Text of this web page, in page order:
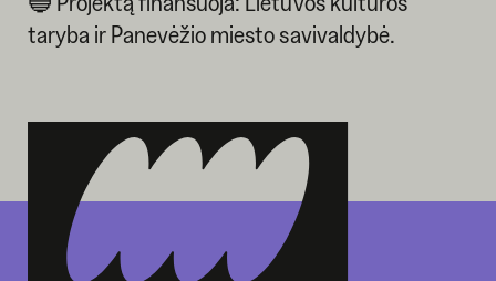
taryba ir Panevėžio miesto savivaldybė.